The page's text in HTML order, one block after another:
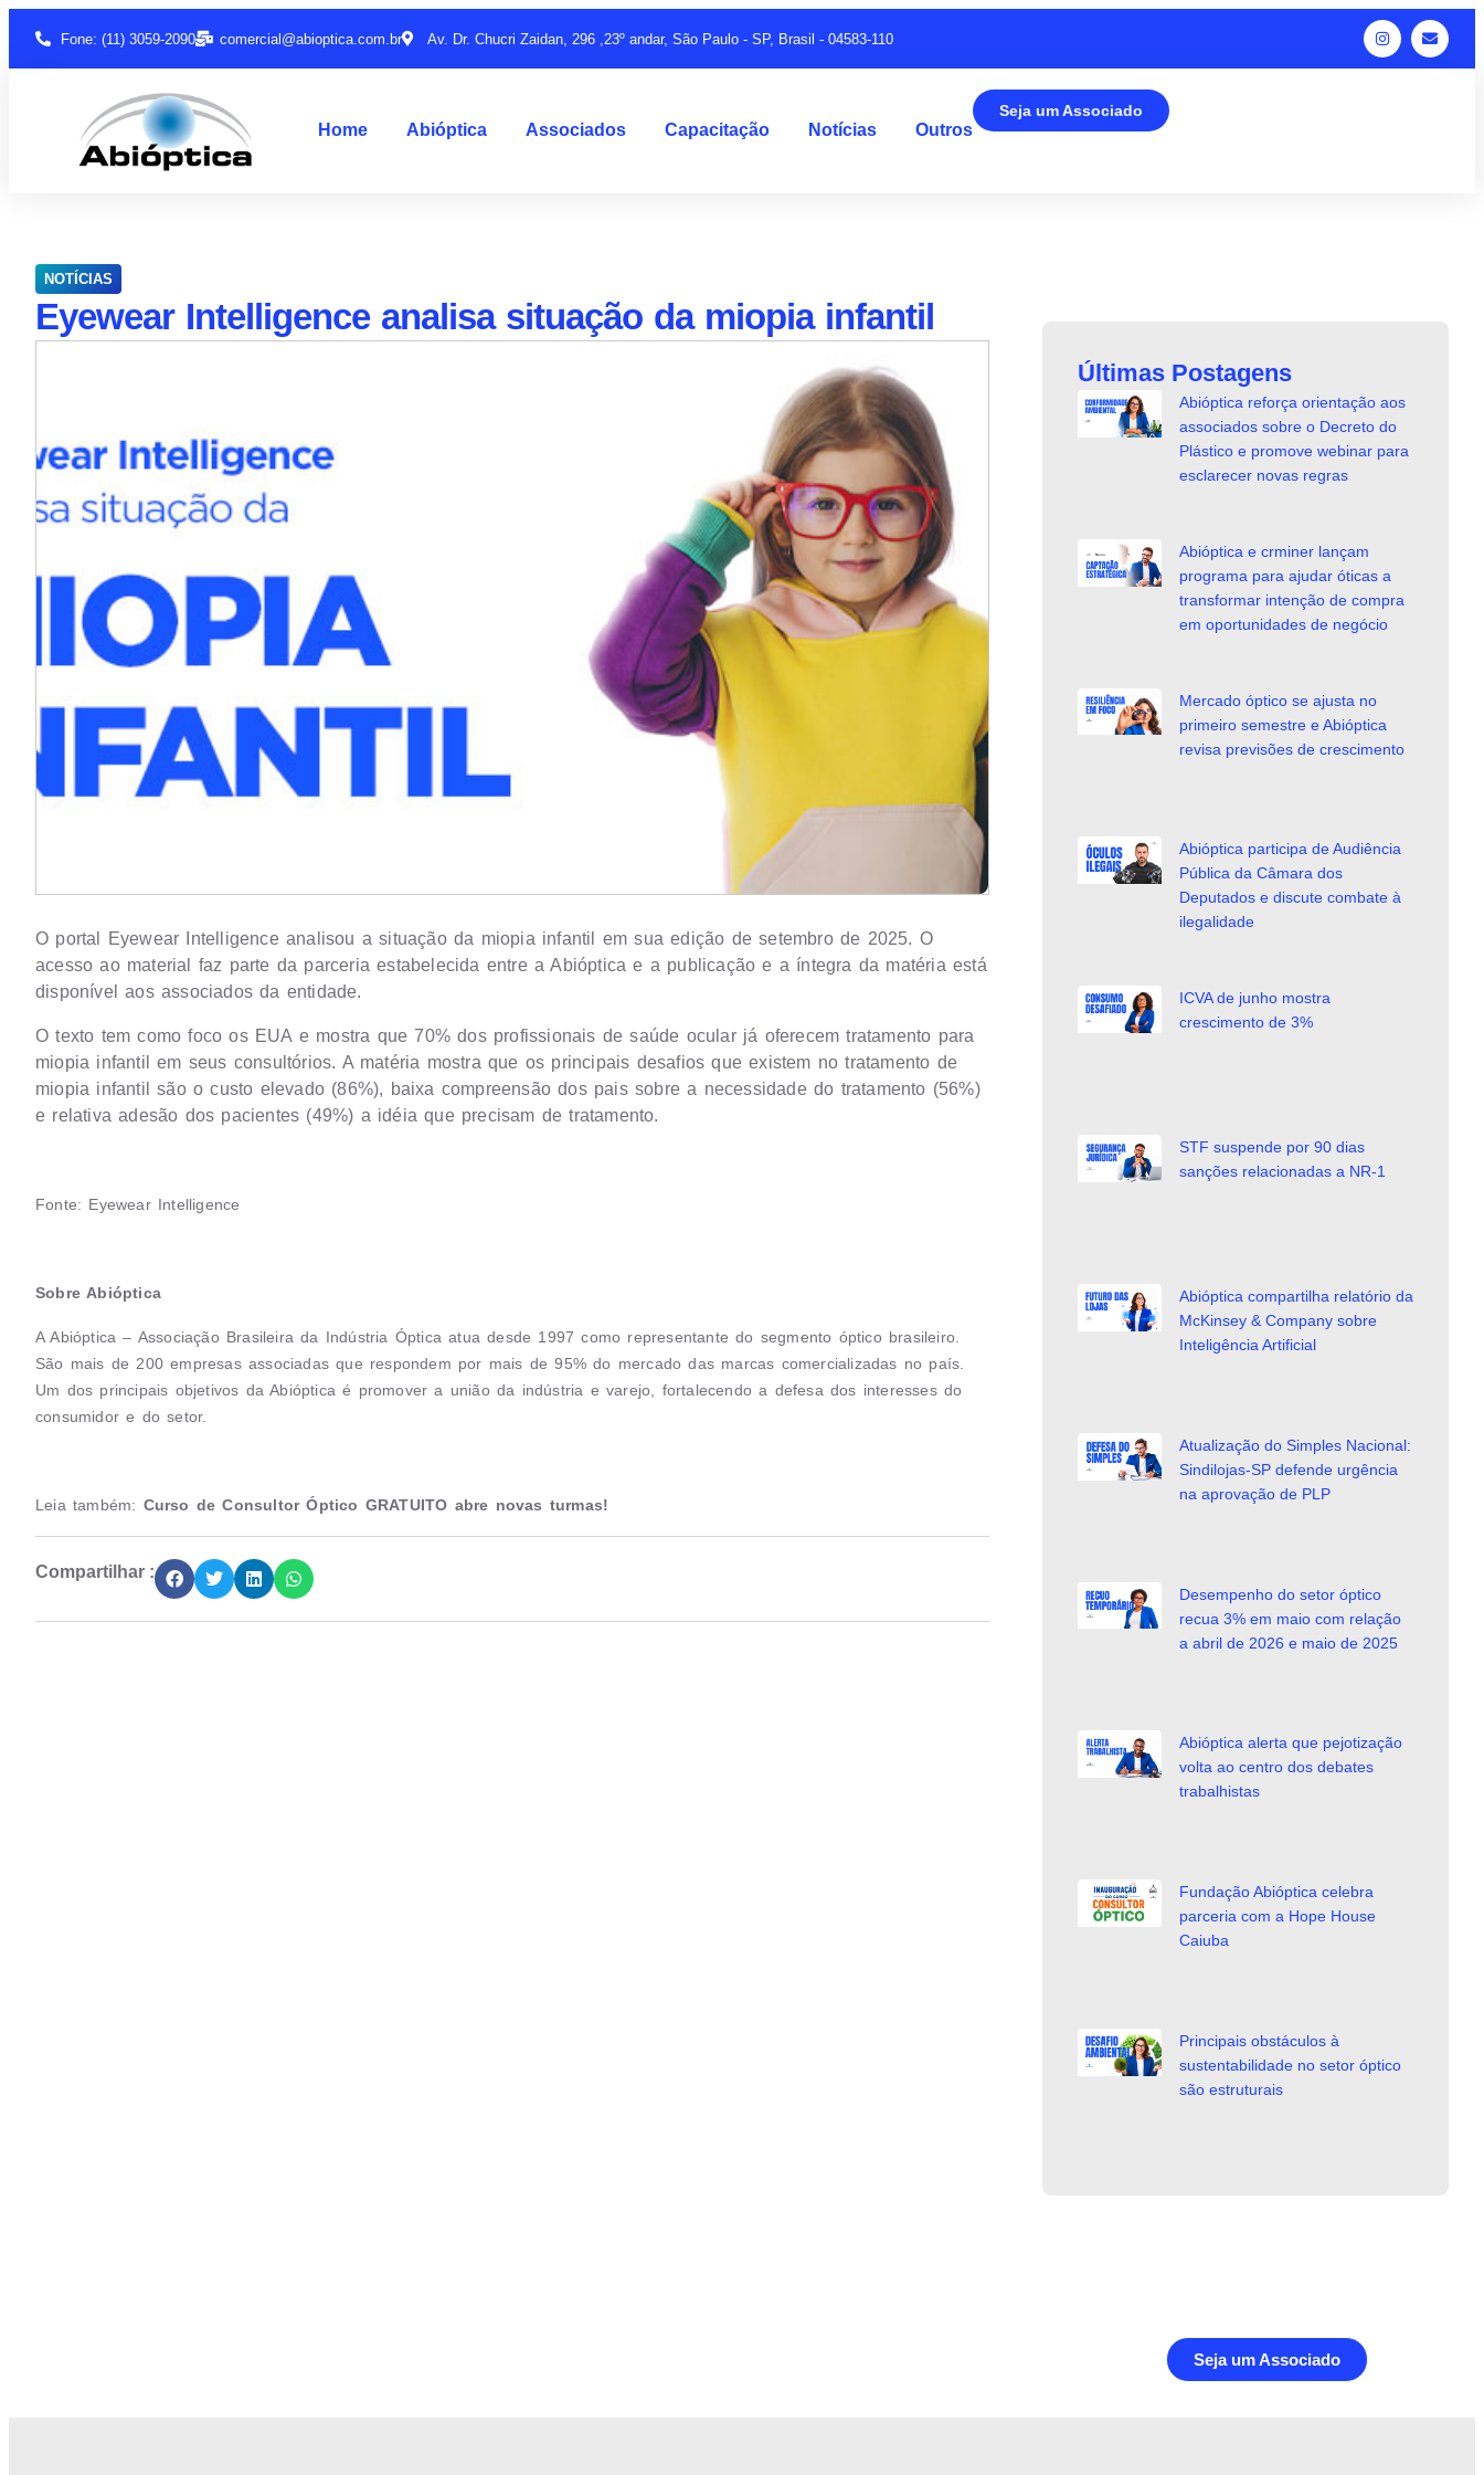
Fone: (11) 3059-2090 comercial@abioptica.com.br Av. Dr. Chucri Zaidan, 296 ,23º andar, São Paulo - SP, Brasil - 04583-110
Home Abióptica Associados Capacitação Notícias Outros
Seja um Associado
NOTÍCIAS
Eyewear Intelligence analisa situação da miopia infantil
O portal Eyewear Intelligence analisou a situação da miopia infantil em sua edição de setembro de 2025. O
acesso ao material faz parte da parceria estabelecida entre a Abióptica e a publicação e a íntegra da matéria está
disponível aos associados da entidade.
O texto tem como foco os EUA e mostra que 70% dos profissionais de saúde ocular já oferecem tratamento para
miopia infantil em seus consultórios. A matéria mostra que os principais desafios que existem no tratamento de
miopia infantil são o custo elevado (86%), baixa compreensão dos pais sobre a necessidade do tratamento (56%)
e relativa adesão dos pacientes (49%) a idéia que precisam de tratamento.
Fonte: Eyewear Intelligence
Sobre Abióptica
A Abióptica – Associação Brasileira da Indústria Óptica atua desde 1997 como representante do segmento óptico brasileiro.
São mais de 200 empresas associadas que respondem por mais de 95% do mercado das marcas comercializadas no país.
Um dos principais objetivos da Abióptica é promover a união da indústria e varejo, fortalecendo a defesa dos interesses do
consumidor e do setor.
Leia também: Curso de Consultor Óptico GRATUITO abre novas turmas!
Compartilhar :
Últimas Postagens
Abióptica reforça orientação aos
associados sobre o Decreto do
Plástico e promove webinar para
esclarecer novas regras
Abióptica e crminer lançam
programa para ajudar óticas a
transformar intenção de compra
em oportunidades de negócio
Mercado óptico se ajusta no
primeiro semestre e Abióptica
revisa previsões de crescimento
Abióptica participa de Audiência
Pública da Câmara dos
Deputados e discute combate à
ilegalidade
ICVA de junho mostra
crescimento de 3%
STF suspende por 90 dias
sanções relacionadas a NR-1
Abióptica compartilha relatório da
McKinsey & Company sobre
Inteligência Artificial
Atualização do Simples Nacional:
Sindilojas-SP defende urgência
na aprovação de PLP
Desempenho do setor óptico
recua 3% em maio com relação
a abril de 2026 e maio de 2025
Abióptica alerta que pejotização
volta ao centro dos debates
trabalhistas
Fundação Abióptica celebra
parceria com a Hope House
Caiuba
Principais obstáculos à
sustentabilidade no setor óptico
são estruturais
Seja um Associado